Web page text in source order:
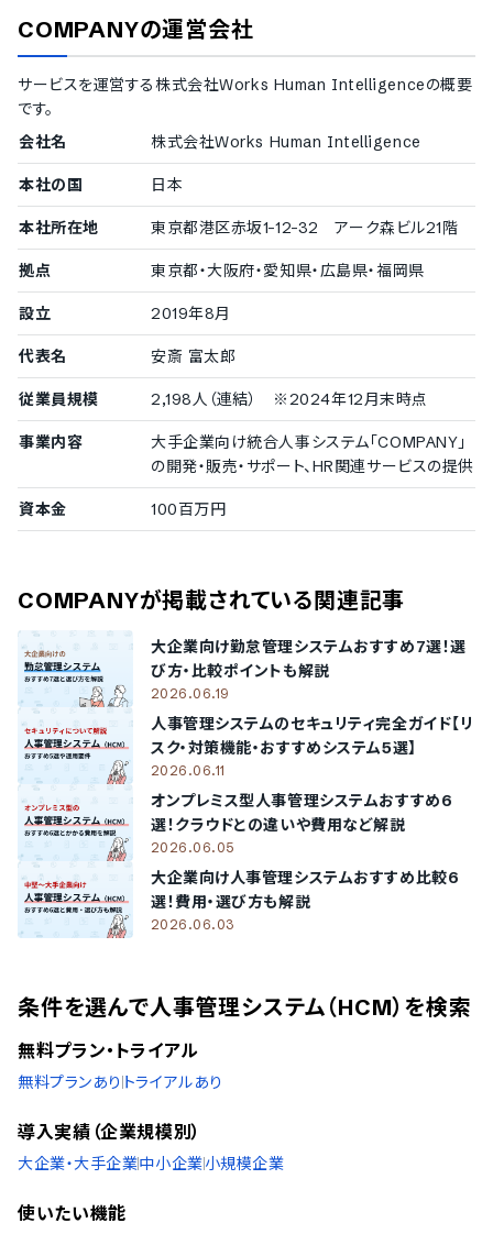
建設設備工事／企業規模:10～19名
ステムを活用することで、事務・現場・ドライバーそれぞ
管理できます。
従業員の目標設定やスキルを一元管理するに
はどうすればよいですか？
経営・企画担当者からのご相談
外食業界／企業規模:10～19名
目標設定からスキル管理・評価結果まで一元管理でき
る人事評価システムを導入することで、バラバラだった
従業員情報を集約し評価の透明性を高められます。
COMPANYの運営会社
サービスを運営する株式会社Works Human Intelligenceの概要
です。
会社名
株式会社Works Human Intelligence
本社の国 日本
本社所在地 東京都港区赤坂1-12-32 アーク森ビル21階
拠点 東京都・大阪府・愛知県・広島県・福岡県
設立 2019年8月
代表名 安斎 富太郎
従業員規模 2,198人（連結） ※2024年12月末時点
事業内容
大手企業向け統合人事システム「COMPANY」
の開発・販売・サポート、HR関連サービスの提供
資本金 100百万円
COMPANYが掲載されている関連記事
大企業向け勤怠管理システムおすすめ7選！選
び方・比較ポイントも解説
2026.06.19
人事管理システムのセキュリティ完全ガイド【リ
スク・対策機能・おすすめシステム5選】
2026.06.11
オンプレミス型人事管理システムおすすめ6
選！クラウドとの違いや費用など解説
2026.06.05
大企業向け人事管理システムおすすめ比較6
選！費用・選び方も解説
2026.06.03
条件を選んで人事管理システム（HCM）を検索
無料プラン・トライアル
無料プランあり トライアルあり
導入実績（企業規模別）
大企業・大手企業中小企業小規模企業
使いたい機能